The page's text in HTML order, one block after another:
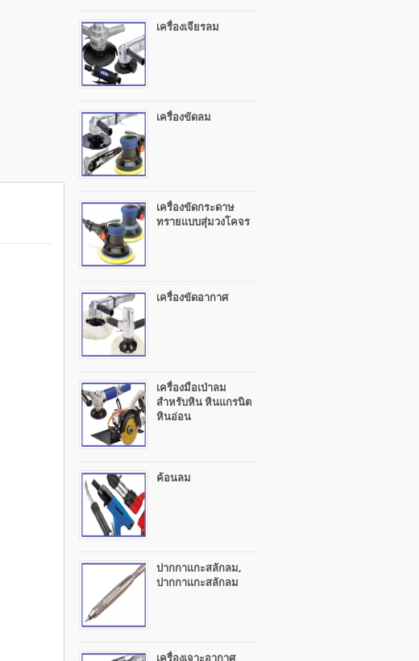
เครื่องเจียรลม
เครื่องขัดลม
เครื่องขัดกระดาษ
ทรายแบบสุ่มวงโคจร
เครื่องขัดอากาศ
เครื่องมือเป่าลม
สำหรับหิน หินแกรนิต
หินอ่อน
ค้อนลม
ปากกาแกะสลักลม,
ปากกาแกะสลักลม
เครื่องเจาะอากาศ